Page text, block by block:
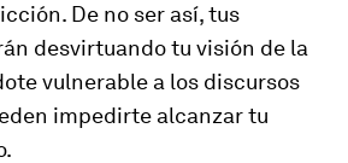
De no ser así, tus
desvirtuando tu visión de la
vulnerable a los discursos
impedirte alcanzar tu